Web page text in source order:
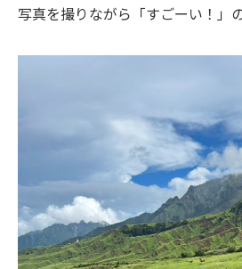
写真を撮りながら「すごーい！」